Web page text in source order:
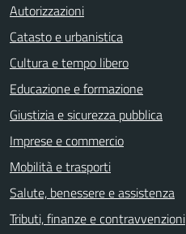
Autorizzazioni
Catasto e urbanistica
Cultura e tempo libero
Educazione e formazione
Giustizia e sicurezza pubblica
Imprese e commercio
Mobilità e trasporti
Salute, benessere e assistenza
Tributi, finanze e contravvenzioni